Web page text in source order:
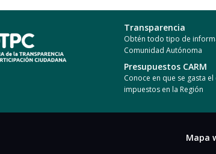
Transparencia
Obtén todo tipo de
Comunidad Autónoma
Presupuestos CARM
Conoce en que se gasta
impuestos en la Región
Mapa